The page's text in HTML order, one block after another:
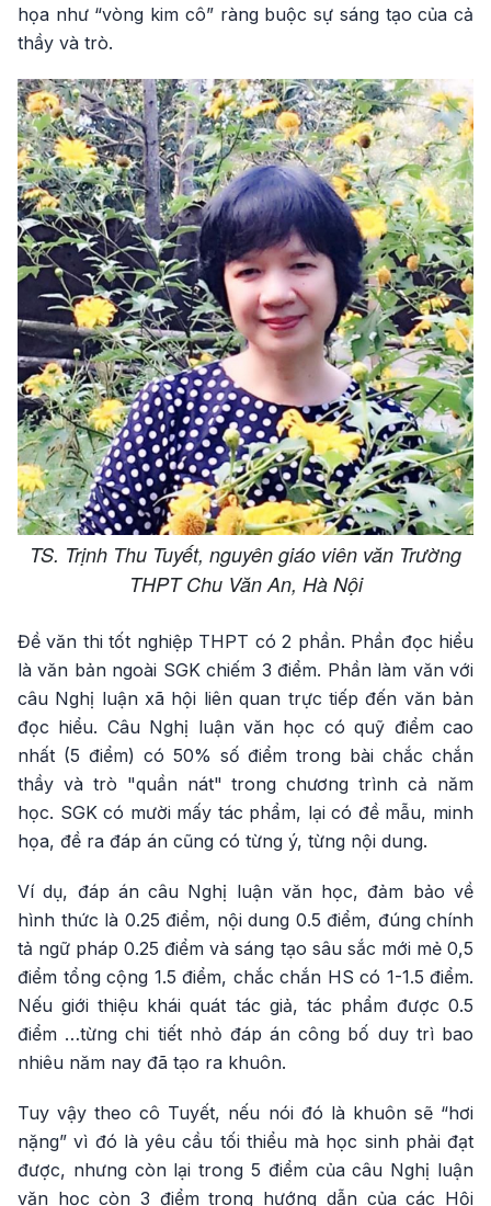
họa như “vòng kim cô” ràng buộc sự sáng tạo của cả
thầy và trò.
TS. Trịnh Thu Tuyết, nguyên giáo viên văn Trường
THPT Chu Văn An, Hà Nội
Đề văn thi tốt nghiệp THPT có 2 phần. Phần đọc hiểu
là văn bản ngoài SGK chiếm 3 điểm. Phần làm văn với
câu Nghị luận xã hội liên quan trực tiếp đến văn bản
đọc hiểu. Câu Nghị luận văn học có quỹ điểm cao
nhất (5 điểm) có 50% số điểm trong bài chắc chắn
thầy và trò "quần nát" trong chương trình cả năm
học. SGK có mười mấy tác phẩm, lại có đề mẫu, minh
họa, đề ra đáp án cũng có từng ý, từng nội dung.
Ví dụ, đáp án câu Nghị luận văn học, đảm bảo về
hình thức là 0.25 điểm, nội dung 0.5 điểm, đúng chính
tả ngữ pháp 0.25 điểm và sáng tạo sâu sắc mới mẻ 0,5
điểm tổng cộng 1.5 điểm, chắc chắn HS có 1-1.5 điểm.
Nếu giới thiệu khái quát tác giả, tác phẩm được 0.5
điểm …từng chi tiết nhỏ đáp án công bố duy trì bao
nhiêu năm nay đã tạo ra khuôn.
Tuy vậy theo cô Tuyết, nếu nói đó là khuôn sẽ “hơi
nặng” vì đó là yêu cầu tối thiểu mà học sinh phải đạt
được, nhưng còn lại trong 5 điểm của câu Nghị luận
văn học còn 3 điểm trong hướng dẫn của các Hội